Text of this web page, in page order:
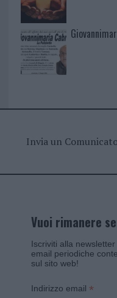
Invia un
Vuoi rimanere
Iscriviti alla
email periodiche
sul sito web!
Indirizzo email *